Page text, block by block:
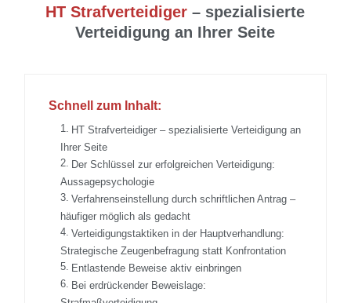
HT Strafverteidiger – spezialisierte
Verteidigung an Ihrer Seite
Schnell zum Inhalt:
HT Strafverteidiger – spezialisierte Verteidigung an
Ihrer Seite
Der Schlüssel zur erfolgreichen Verteidigung:
Aussagepsychologie
Verfahrenseinstellung durch schriftlichen Antrag –
häufiger möglich als gedacht
Verteidigungstaktiken in der Hauptverhandlung:
Strategische Zeugenbefragung statt Konfrontation
Entlastende Beweise aktiv einbringen
Bei erdrückender Beweislage: